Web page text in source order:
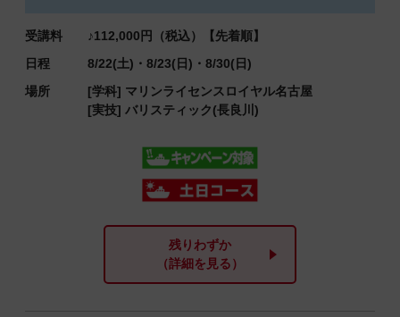
受講料
♪112,000円（税込）【先着順】
日程
8/22(土)・8/23(日)・8/30(日)
場所
[学科] マリンライセンスロイヤル名古屋
[実技] バリスティック(長良川)
残りわずか
（詳細を見る）